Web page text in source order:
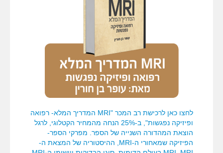
לחצו כאן לרכישת רב המכר "MRI המדריך המלא- רפואה
ופיזיקה נפגשות", ב-25% הנחה מהמחיר הקטלוגי, לרגל
הוצאת המהדורה השנייה של הספר. מפרקי הספר-
הפיזיקה שמאחורי ה-MRI, ההיסטוריה של המצאת ה-